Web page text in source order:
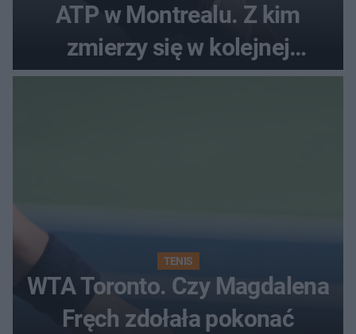
ATP w Montrealu. Z kim
zmierzy się w kolejnej
rundzie?
TENIS
WTA Toronto. Czy Magdalena
Fręch zdołała pokonać